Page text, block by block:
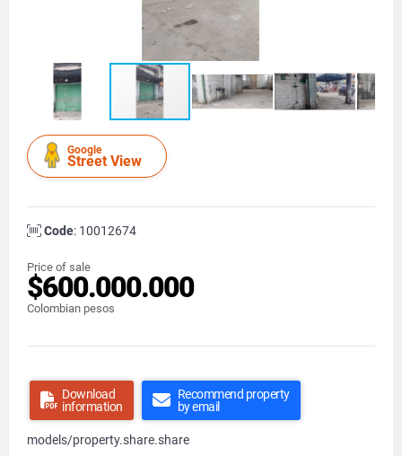
Google
Street View
Code: 10012674
Price of sale
$600.000.000
Colombian pesos
Download
information
Recommend property
by email
models/property.share.share